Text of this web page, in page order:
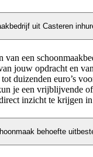
uit Casteren
van een
jouw opdracht en
duizenden euro’s
je een vrijblijvende
inzicht te krijgen
behoefte